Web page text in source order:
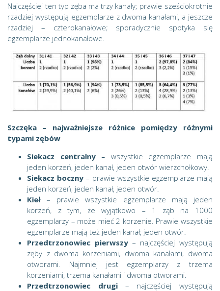
Najczęściej ten typ zęba ma trzy kanały; prawie sześciokrotnie
rzadziej występują egzemplarze z dwoma kanałami, a jeszcze
rzadziej – czterokanałowe; sporadycznie spotyka się
egzemplarze jednokanałowe.
Szczęka – najważniejsze różnice pomiędzy różnymi
typami zębów
Siekacz centralny – wszystkie egzemplarze mają
jeden korzeń, jeden kanał, jeden otwór wierzchołkowy.
Siekacz boczny – prawie wszystkie egzemplarze mają
jeden korzeń, jeden kanał, jeden otwór.
Kieł – prawie wszystkie egzemplarze mają jeden
korzeń, z tym, że wyjątkowo – 1 ząb na 1000
egzemplarzy – może mieć 2 korzenie. Prawie wszystkie
egzemplarze mają też jeden kanał, jeden otwór.
Przedtrzonowiec pierwszy– najczęściej występują
zęby z dwoma korzeniami, dwoma kanałami, dwoma
otworami. Najmniej jest egzemplarzy z trzema
korzeniami, trzema kanałami i dwoma otworami.
Przedtrzonowiec drugi – najczęściej występują